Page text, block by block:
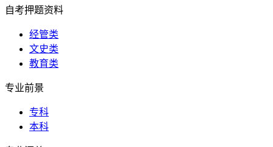
自考押题资料
经管类
文史类
教育类
专业前景
专科
本科